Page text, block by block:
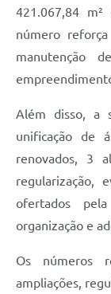
421.067,84
número
manutenção
Além disso, a
unificação de
renovados, 3
regularização,
ofertados
organização e
Os números
ampliações,